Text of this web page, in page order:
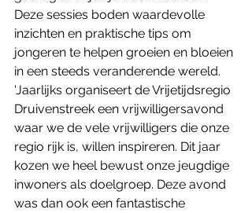
Deze sessies boden waardevolle
inzichten en praktische tips om
jongeren te helpen groeien en bloeien
in een steeds veranderende wereld.
'Jaarlijks organiseert de Vrijetijdsregio
Druivenstreek een vrijwilligersavond
waar we de vele vrijwilligers die onze
regio rijk is, willen inspireren. Dit jaar
kozen we heel bewust onze jeugdige
inwoners als doelgroep. Deze avond
was dan ook een fantastische